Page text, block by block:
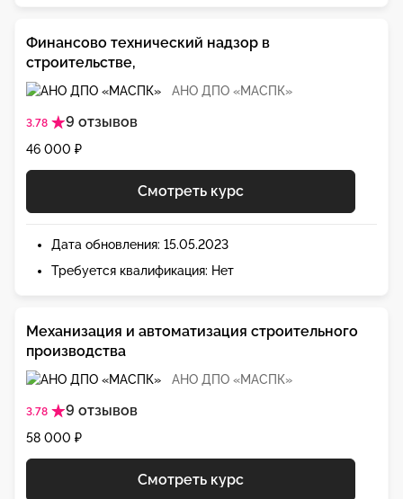
АНО ДПО «МАСПК»
3.78 9 отзывов
Финансово технический надзор в
строительстве,
46 000 ₽
Смотреть курс
Дата обновления: 15.05.2023
Требуется квалификация: Нет
АНО ДПО «МАСПК»
3.78 9 отзывов
Механизация и автоматизация строительного
производства
58 000 ₽
Смотреть курс